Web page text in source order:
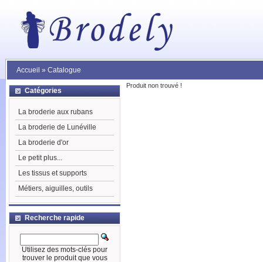
Accueil » Catalogue
Produit non trouvé !
Catégories
La broderie aux rubans
La broderie de Lunéville
La broderie d'or
Le petit plus...
Les tissus et supports
Métiers, aiguilles, outils
Recherche rapide
Utilisez des mots-clés pour
trouver le produit que vous